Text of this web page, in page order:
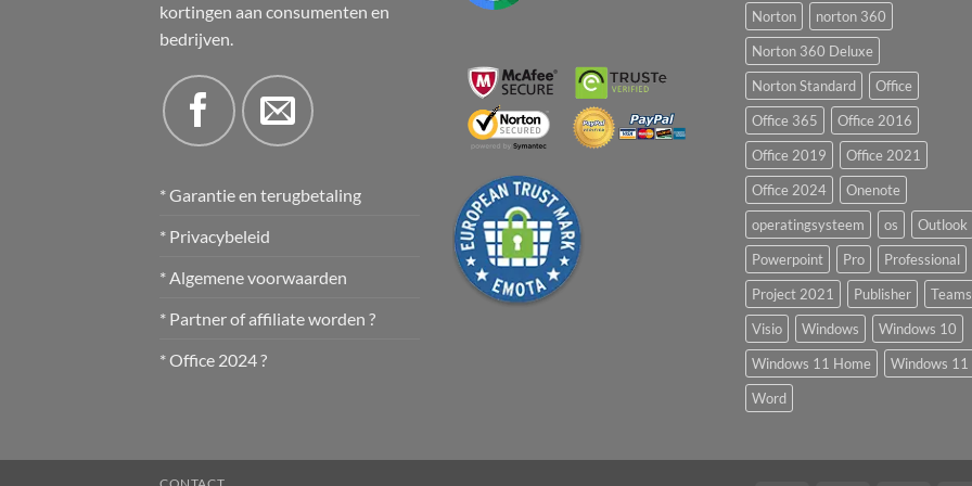
kortingen aan consumenten en
bedrijven.
* Garantie en terugbetaling
* Privacybeleid
* Algemene voorwaarden
* Partner of affiliate worden ?
* Office 2024 ?
Norton
norton 360
Norton 360 Deluxe
Norton Standard
Office
Office 365
Office 2016
Office 2019
Office 2021
Office 2024
Onenote
operatingsysteem
os
Outlook
Powerpoint
Pro
Professional
Project 2021
Publisher
Teams
Visio
Windows
Windows 10
Windows 11 Home
Windows 11
Word